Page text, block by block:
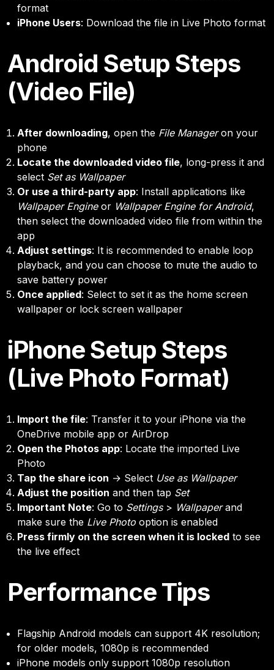
format
iPhone Users: Download the file in Live Photo format
Android Setup Steps
(Video File)
After downloading, open the File Manageron your
phone
Locate the downloaded video file, long-press it and
select Set as Wallpaper
Or use a third-party app: Install applications like
Wallpaper Engineor Wallpaper Engine for Android,
then select the downloaded video file from within the
app
Adjust settings: It is recommended to enable loop
playback, and you can choose to mute the audio to
save battery power
Once applied: Select to set it as the home screen
wallpaper or lock screen wallpaper
iPhone Setup Steps
(Live Photo Format)
Import the file: Transfer it to your iPhone via the
OneDrive mobile app or AirDrop
Open the Photos app: Locate the imported Live
Photo
Tap the share icon → Select Use as Wallpaper
Adjust the position and then tap Set
Important Note: Go to Settings> Wallpaperand
make sure the Live Photo option is enabled
Press firmly on the screen when it is locked to see
the live effect
Performance Tips
Flagship Android models can support 4K resolution;
for older models, 1080p is recommended
iPhone models only support 1080p resolution